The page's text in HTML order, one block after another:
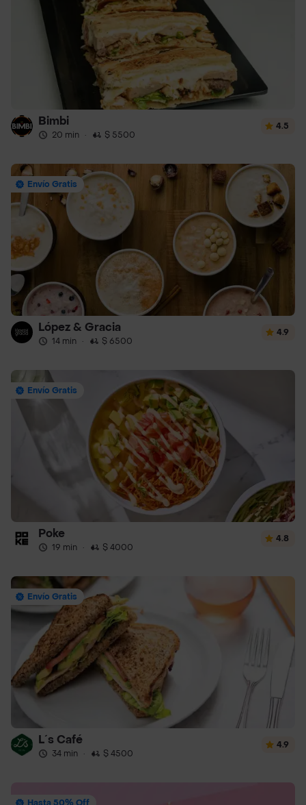
Bimbi
20 min · $ 5500
4.5
Envío Gratis
López & Gracia
14 min · $ 6500
4.9
Envío Gratis
Poke
19 min · $ 4000
4.8
Envío Gratis
L´s Café
34 min · $ 4500
4.9